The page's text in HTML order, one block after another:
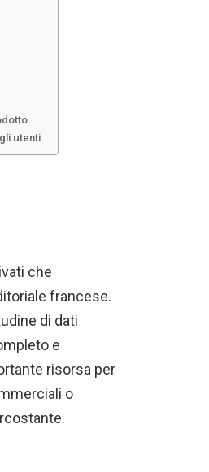
utenti
​​che
francese.
di dati
e
risorsa per
o